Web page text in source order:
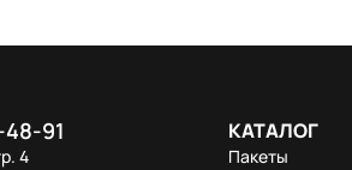
91
4
КАТАЛОГ
Пакеты